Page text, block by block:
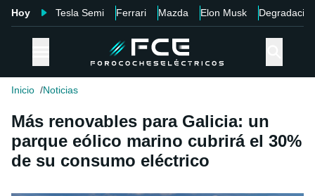
Hoy Tesla Semi Ferrari Mazda Elon Musk Degradación
Inicio Noticias
Más renovables para Galicia: un
parque eólico marino cubrirá el 30%
de su consumo eléctrico